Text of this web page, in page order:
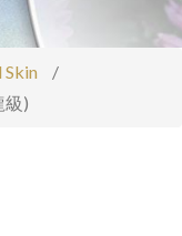
/
級)